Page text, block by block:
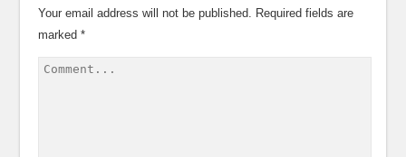
Your email address will not be published. Required fields are
marked*